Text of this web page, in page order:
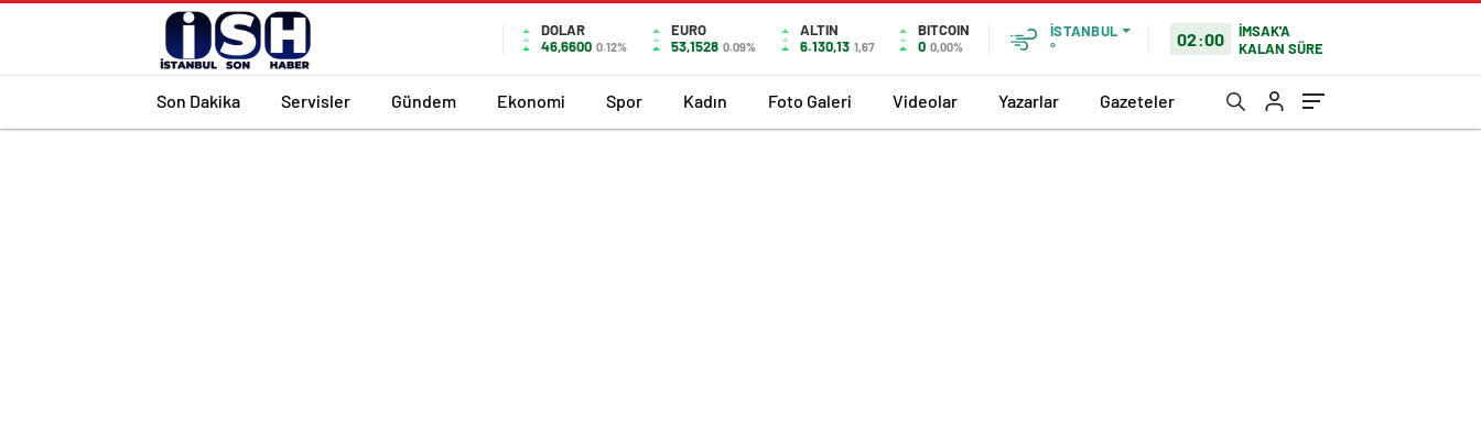
DOLAR
46,6600 0.12%
EURO
53,1528 0.09%
ALTIN
6.130,13 1,67
BITCOIN
0 0,00%
İSTANBUL
°
02:00
İMSAK'A
KALAN SÜRE
Son Dakika Servisler Gündem Ekonomi Spor Kadın Foto Galeri Videolar Yazarlar Gazeteler